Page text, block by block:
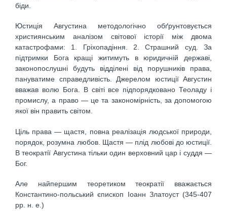
біди.
Юстиція Августина методологічно обґрунтовується
християнським аналізом світової історії між двома
катастрофами: 1. Гріхопадіння. 2. Страшний суд. За
підтримки Бога кращі житимуть в юридичній державі,
законопослушні будуть відділені від порушників права,
пануватиме справедливість. Джерелом юстиції Августин
вважав волю Бога. В світі все підпорядковано Теоладу і
промислу, а право — це та закономірність, за допомогою
якої він править світом.
Ціль права — щастя, повна реалізація людської природи,
порядок, розумна любов. Щастя — плід любові до юстиції.
В теократії Августина тільки один верховний цар і суддя —
Бог.
Але найпершим теоретиком теократії вважається
Константино-польський єпископ Іоанн Златоуст (345-407
рр. н. е.)